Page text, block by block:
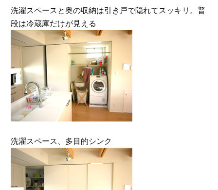
洗濯スペースと奥の収納は引き戸で隠れてスッキリ。普
段は冷蔵庫だけが見える
洗濯スペース、多目的シンク